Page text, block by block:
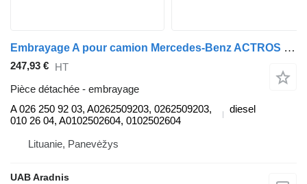
Embrayage A pour camion Mercedes-Benz ACTROS MP4 1845 L
247,93 € HT
Pièce détachée - embrayage
A 026 250 92 03, A0262509203, 0262509203,
010 26 04, A0102502604, 0102502604
diesel
Lituanie, Panevėžys
UAB Aradnis